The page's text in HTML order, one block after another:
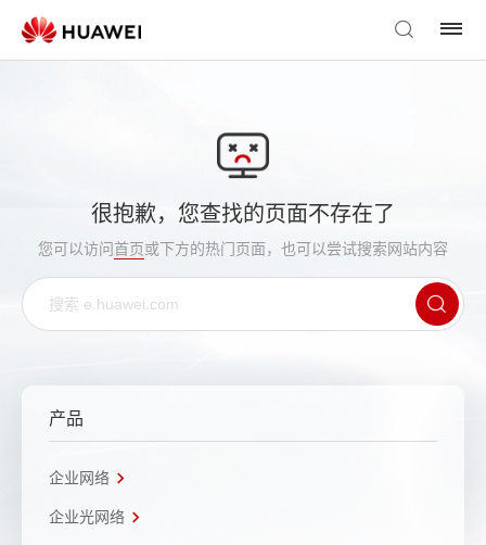
很抱歉，您查找的页面不存在了
您可以访问首页或下方的热门页面，也可以尝试搜索网站内容
产品
企业网络
企业光网络